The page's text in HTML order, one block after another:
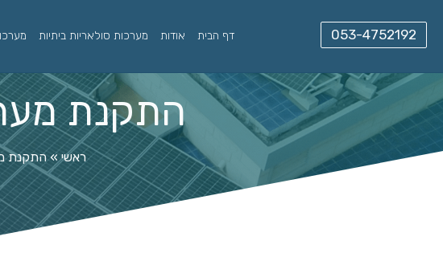
דף הבית אודות מערכות סולאריות ביתיות
התקנת
ראשי»התקנת